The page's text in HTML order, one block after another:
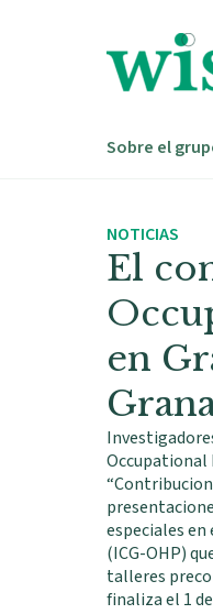
Sobre el
NOTICIAS
El
en
Occupational
especiales
(ICG-OHP)
talleres
finaliza el 1